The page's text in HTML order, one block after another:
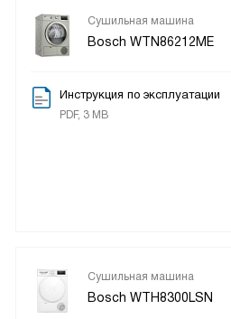
Сушильная машина
Bosch WTN86212ME
Инструкция по эксплуатации
PDF, 3 MB
Сушильная машина
Bosch WTH8300LSN